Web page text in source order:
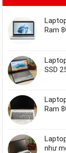
Ram
SSD
Ram
như